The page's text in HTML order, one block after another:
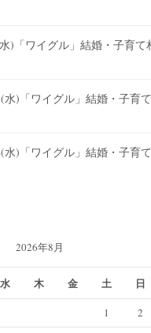
)「ワイグル」結婚・子育て
水)「ワイグル」結婚・子育
水)「ワイグル」結婚・子育
2026年8月
水 木 金 土 日
1
2